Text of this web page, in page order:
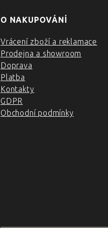
O NAKUPOVÁNÍ
Vrácení zboží a reklamace
Prodejna a showroom
Doprava
Platba
Kontakty
GDPR
Obchodní podmínky